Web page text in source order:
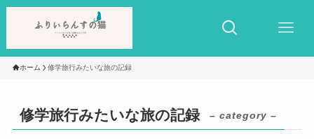
ホーム 修学旅行みたいな旅の記録
修学旅行みたいな旅の記録 – category –